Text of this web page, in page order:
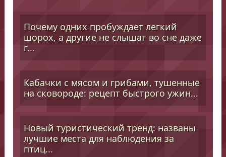
Почему одних пробуждает легкий
шорох, а другие не слышат во сне даже
г...
Кабачки с мясом и грибами, тушенные
на сковороде: рецепт быстрого ужин...
Новый туристический тренд: названы
лучшие места для наблюдения за
птиц...